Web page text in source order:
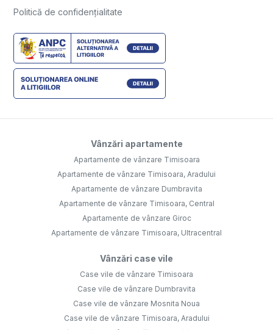
Politică de confidențialitate
Vânzări apartamente
Apartamente de vânzare Timisoara
Apartamente de vânzare Timisoara, Aradului
Apartamente de vânzare Dumbravita
Apartamente de vânzare Timisoara, Central
Apartamente de vânzare Giroc
Apartamente de vânzare Timisoara, Ultracentral
Vânzări case vile
Case vile de vânzare Timisoara
Case vile de vânzare Dumbravita
Case vile de vânzare Mosnita Noua
Case vile de vânzare Timisoara, Aradului